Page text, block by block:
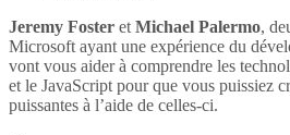
Jeremy Foster et Michael Palermo,
Microsoft ayant une expérience du
vont vous aider à comprendre les
et le JavaScript pour que vous puissiez
puissantes à l’aide de celles-ci.